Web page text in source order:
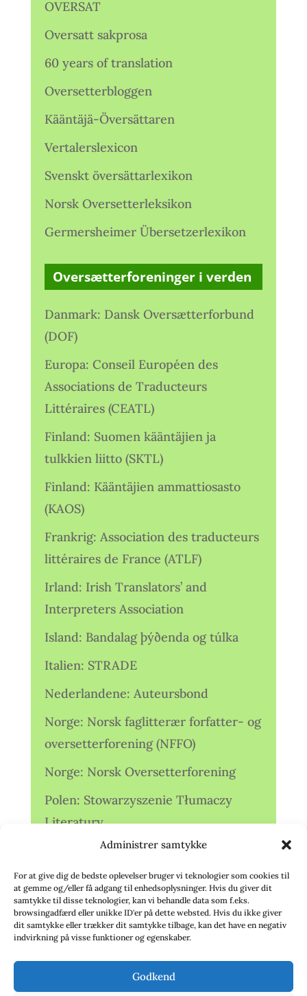
Administrer samtykke
For at give dig de bedste oplevelser bruger vi teknologier som cookies til
at gemme og/eller få adgang til enhedsoplysninger. Hvis du giver dit
samtykke til disse teknologier, kan vi behandle data som f.eks.
browsingadfærd eller unikke ID'er på dette websted. Hvis du ikke giver
dit samtykke eller trækker dit samtykke tilbage, kan det have en negativ
indvirkning på visse funktioner og egenskaber.
Godkend
OVERSAT
Oversatt sakprosa
60 years of translation
Oversetterbloggen
Kääntäjä-Översättaren
Vertalerslexicon
Svenskt översättarlexikon
Norsk Oversetterleksikon
Germersheimer Übersetzerlexikon
Oversætterforeninger i verden
Danmark: Dansk Oversætterforbund
(DOF)
Europa: Conseil Européen des
Associations de Traducteurs
Littéraires (CEATL)
Finland: Suomen kääntäjien ja
tulkkien liitto (SKTL)
Finland: Kääntäjien ammattiosasto
(KAOS)
Frankrig: Association des traducteurs
littéraires de France (ATLF)
Irland: Irish Translators’ and
Interpreters Association
Island: Bandalag þýðenda og túlka
Italien: STRADE
Nederlandene: Auteursbond
Norge: Norsk faglitterær forfatter- og
oversetterforening (NFFO)
Norge: Norsk Oversetterforening
Polen: Stowarzyszenie Tłumaczy
Literatury
Storbritannien: Translators
Association (TA)
Sverige: Översättarsektionen (Ö.)
Sverige: Översättarcentrum (ÖC)
deutschsprachiger Übersetzer (VdÜ)